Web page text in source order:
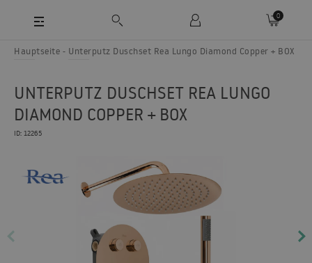
0
Hauptseite Unterputz Duschset Rea Lungo Diamond Copper + BOX
UNTERPUTZ DUSCHSET REA LUNGO
DIAMOND COPPER + BOX
ID: 12265